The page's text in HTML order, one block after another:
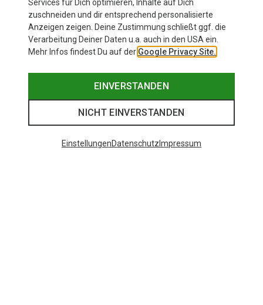
Services für Dich optimieren, Inhalte auf Dich
zuschneiden und dir entsprechend personalisierte
Anzeigen zeigen. Deine Zustimmung schließt ggf. die
Verarbeitung Deiner Daten u.a. auch in den USA ein.
Mehr Infos findest Du auf der Google Privacy Site.
EINVERSTANDEN
NICHT EINVERSTANDEN
EinstellungenDatenschutz Impressum